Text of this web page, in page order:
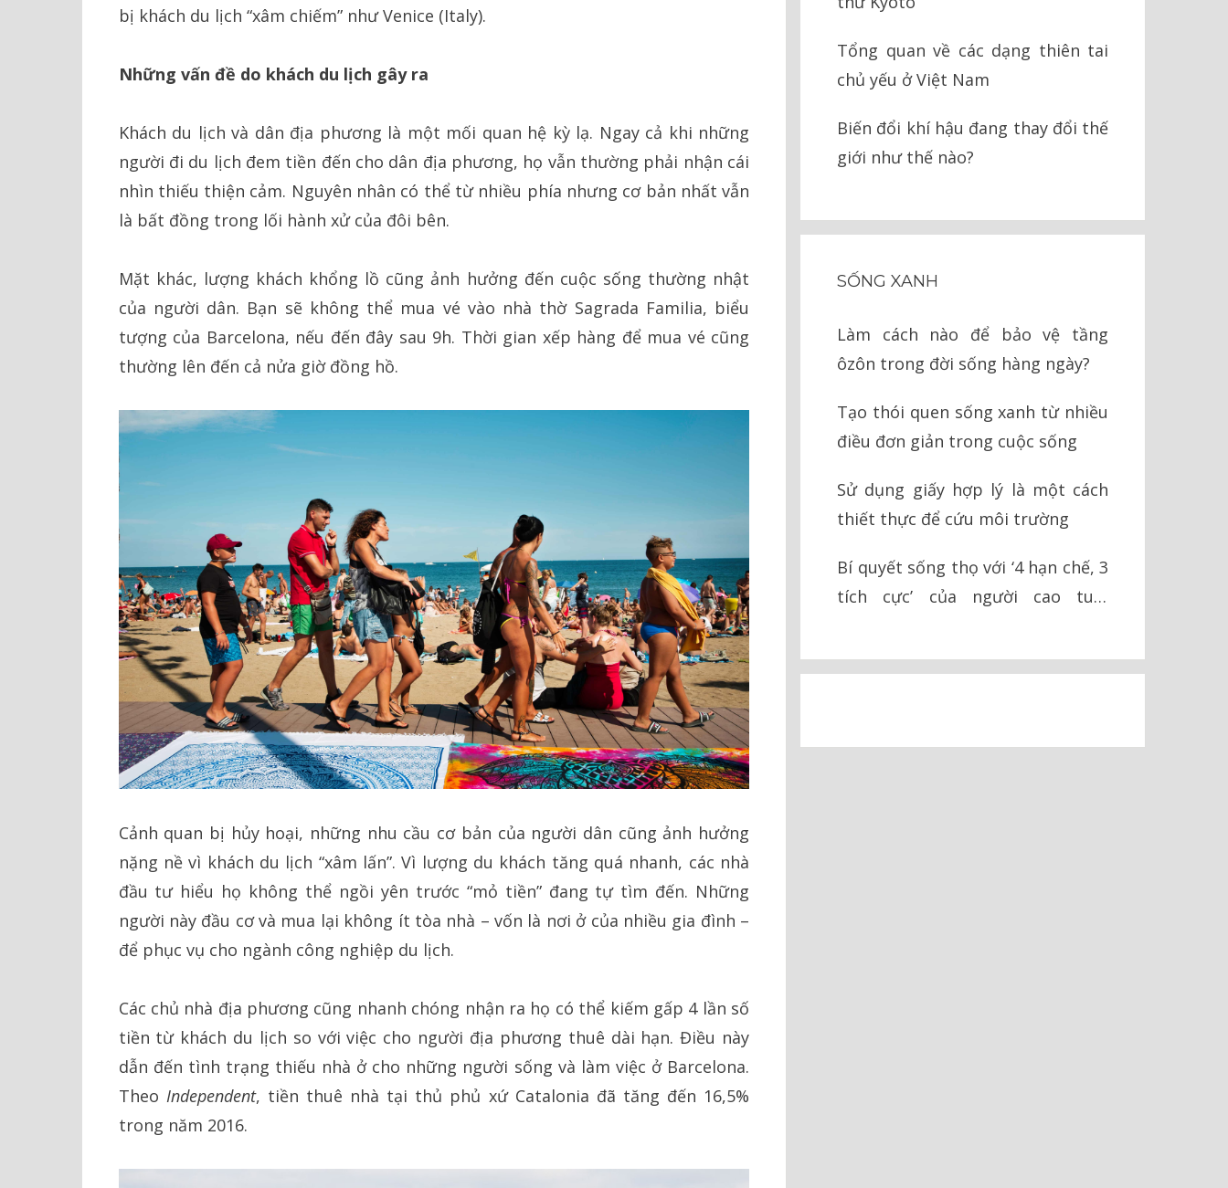
bị khách du lịch “xâm chiếm” như Venice (Italy).
Những vấn đề do khách du lịch gây ra
Khách du lịch và dân địa phương là một mối quan hệ kỳ lạ. Ngay cả khi những
người đi du lịch đem tiền đến cho dân địa phương, họ vẫn thường phải nhận cái
nhìn thiếu thiện cảm. Nguyên nhân có thể từ nhiều phía nhưng cơ bản nhất vẫn
là bất đồng trong lối hành xử của đôi bên.
Mặt khác, lượng khách khổng lồ cũng ảnh hưởng đến cuộc sống thường nhật
của người dân. Bạn sẽ không thể mua vé vào nhà thờ Sagrada Familia, biểu
tượng của Barcelona, nếu đến đây sau 9h. Thời gian xếp hàng để mua vé cũng
thường lên đến cả nửa giờ đồng hồ.
Cảnh quan bị hủy hoại, những nhu cầu cơ bản của người dân cũng ảnh hưởng
nặng nề vì khách du lịch “xâm lấn”. Vì lượng du khách tăng quá nhanh, các nhà
đầu tư hiểu họ không thể ngồi yên trước “mỏ tiền” đang tự tìm đến. Những
người này đầu cơ và mua lại không ít tòa nhà – vốn là nơi ở của nhiều gia đình –
để phục vụ cho ngành công nghiệp du lịch.
Các chủ nhà địa phương cũng nhanh chóng nhận ra họ có thể kiếm gấp 4 lần số
tiền từ khách du lịch so với việc cho người địa phương thuê dài hạn. Điều này
dẫn đến tình trạng thiếu nhà ở cho những người sống và làm việc ở Barcelona.
Theo Independent, tiền thuê nhà tại thủ phủ xứ Catalonia đã tăng đến 16,5%
trong năm 2016.
Tổng quan về các dạng thiên tai
chủ yếu ở Việt Nam
Biến đổi khí hậu đang thay đổi thế
giới như thế nào?
SỐNG XANH
Làm cách nào để bảo vệ tầng
ôzôn trong đời sống hàng ngày?
Tạo thói quen sống xanh từ nhiều
điều đơn giản trong cuộc sống
Sử dụng giấy hợp lý là một cách
thiết thực để cứu môi trường
Bí quyết sống thọ với ‘4 hạn chế, 3
tích cực’ của người cao tuổi